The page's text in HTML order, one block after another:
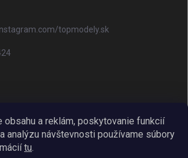
obsahu a reklám, poskytovanie funkcií
analýzu návštevnosti používame súbory
tu.
topmodely.sk